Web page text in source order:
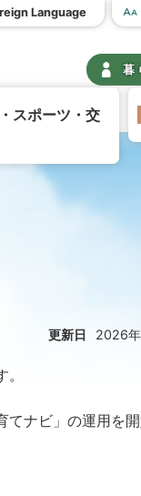
Language
暮
スポーツ・交
更新日 2026
てナビ」の運用を